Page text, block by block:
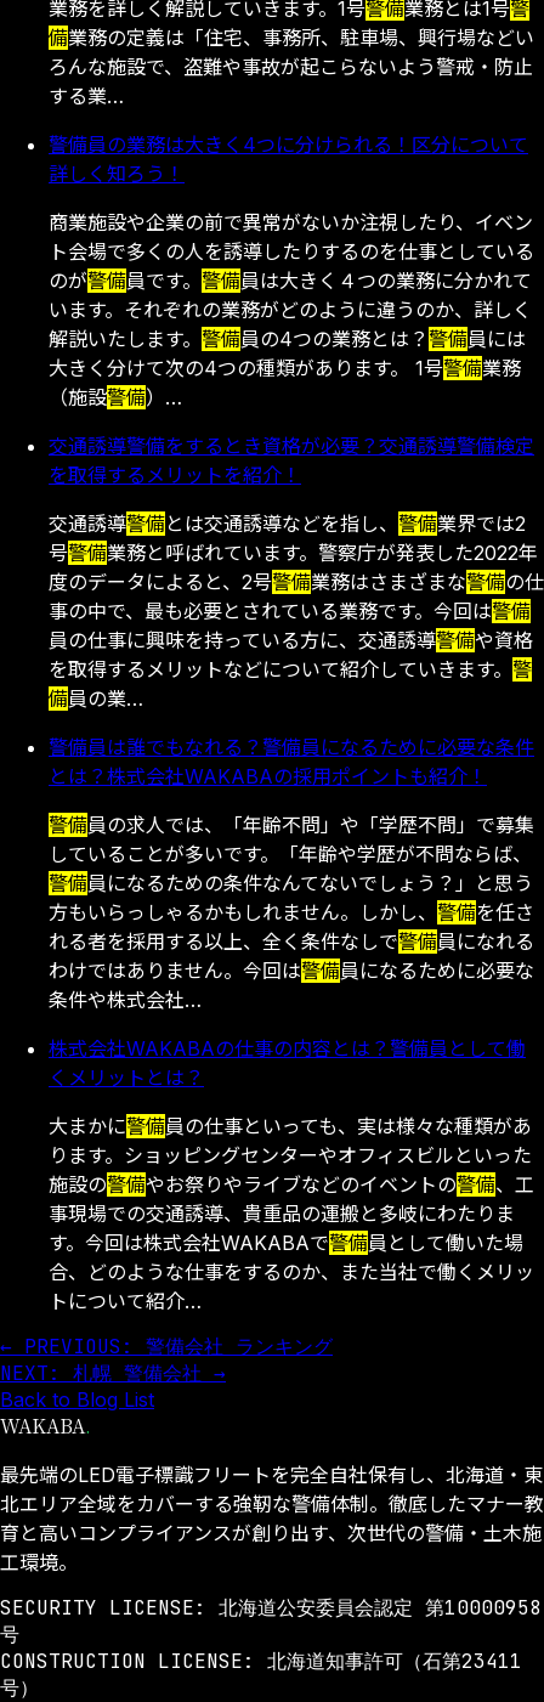
業務を詳しく解説していきます。1号警備業務とは1号警
備業務の定義は「住宅、事務所、駐車場、興行場などい
ろんな施設で、盗難や事故が起こらないよう警戒・防止
する業…
警備員の業務は大きく4つに分けられる！区分について
詳しく知ろう！
商業施設や企業の前で異常がないか注視したり、イベン
ト会場で多くの人を誘導したりするのを仕事としている
のが警備員です。 警備員は大きく４つの業務に分かれて
います。それぞれの業務がどのように違うのか、詳しく
解説いたします。 警備員の4つの業務とは？ 警備員には
大きく分けて次の4つの種類があります。 1号警備業務
（施設警備）…
交通誘導警備をするとき資格が必要？交通誘導警備検定
を取得するメリットを紹介！
交通誘導警備とは交通誘導などを指し、 警備業界では2
号警備業務と呼ばれています。警察庁が発表した2022年
度のデータによると、2号警備業務はさまざまな警備の仕
事の中で、最も必要とされている業務です。今回は警備
員の仕事に興味を持っている方に、交通誘導警備や資格
を取得するメリットなどについて紹介していきます。 警
備員の業…
警備員は誰でもなれる？警備員になるために必要な条件
とは？株式会社WAKABAの採用ポイントも紹介！
警備員の求人では、「年齢不問」や「学歴不問」で募集
していることが多いです。「年齢や学歴が不問ならば、
警備員になるための条件なんてないでしょう？」と思う
方もいらっしゃるかもしれません。しかし、 警備を任さ
れる者を採用する以上、全く条件なしで警備員になれる
わけではありません。今回は警備員になるために必要な
条件や株式会社…
株式会社WAKABAの仕事の内容とは？警備員として働
くメリットとは？
大まかに警備員の仕事といっても、実は様々な種類があ
ります。ショッピングセンターやオフィスビルといった
施設の警備やお祭りやライブなどのイベントの警備、工
事現場での交通誘導、貴重品の運搬と多岐にわたりま
す。今回は株式会社WAKABAで警備員として働いた場
合、どのような仕事をするのか、また当社で働くメリッ
トについて紹介…
← PREVIOUS: 警備会社 ランキング
NEXT: 札幌 警備会社 →
Back to Blog List
WAKABA.
最先端のLED電子標識フリートを完全自社保有し、北海道・東
北エリア全域をカバーする強靭な警備体制。徹底したマナー教
育と高いコンプライアンスが創り出す、次世代の警備・土木施
工環境。
SECURITY LICENSE: 北海道公安委員会認定 第10000958
号
CONSTRUCTION LICENSE: 北海道知事許可（石第23411
号）